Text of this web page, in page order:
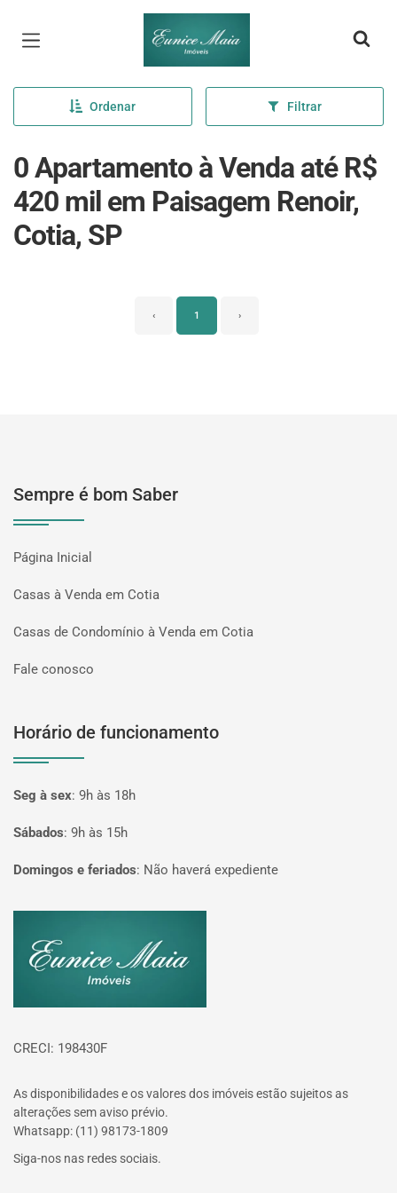
Página inicial
Ordenar Filtrar
0 Apartamento à Venda até R$
420 mil em Paisagem Renoir,
Cotia, SP
‹ 1 ›
Sempre é bom Saber
Página Inicial
Casas à Venda em Cotia
Casas de Condomínio à Venda em Cotia
Fale conosco
Horário de funcionamento
Seg à sex: 9h às 18h
Sábados: 9h às 15h
Domingos e feriados: Não haverá expediente
CRECI: 198430F
As disponibilidades e os valores dos imóveis estão sujeitos as
alterações sem aviso prévio.
Whatsapp: (11) 98173-1809
Siga-nos nas redes sociais.